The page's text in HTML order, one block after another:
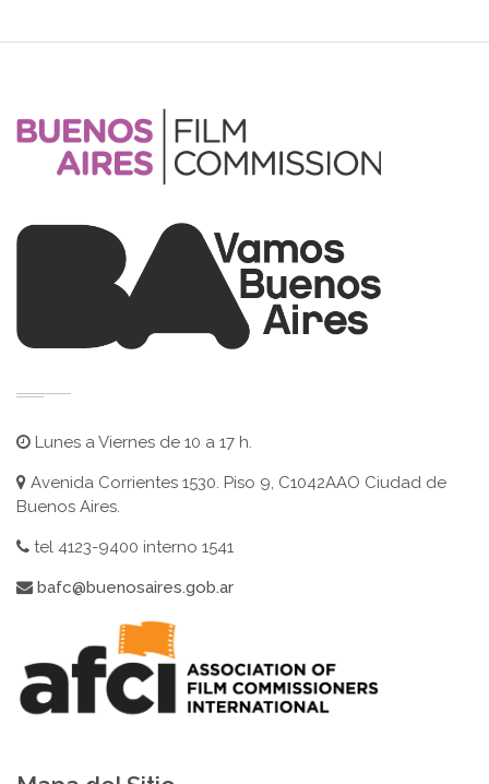
Lunes a Viernes de 10 a 17 h.
Avenida Corrientes 1530. Piso 9, C1042AAO Ciudad de
Buenos Aires.
tel 4123-9400 interno 1541
bafc@buenosaires.gob.ar